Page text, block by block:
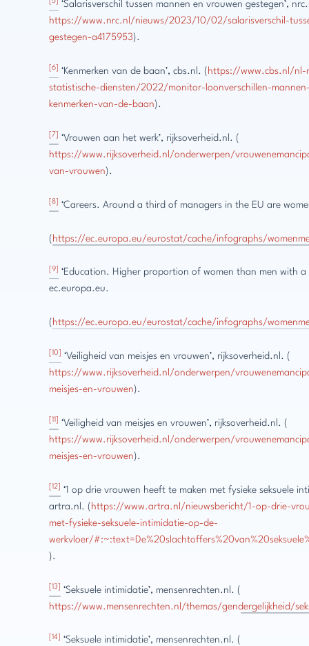
‘Salarisverschil tussen mannen en vrouwen gestegen’,
https://www.nrc.nl/nieuws/2023/10/02/salarisverschil-
gestegen-a4175953).
[6] ‘Kenmerken van de baan’, cbs.nl. ( https://www.cbs.nl/nl-
statistische-diensten/2022/monitor-loonverschillen-
kenmerken-van-de-baan).
[7]
‘Vrouwen aan het werk’, rijksoverheid.nl. (
https://www.rijksoverheid.nl/onderwerpen/
van-vrouwen).
[8] ‘Careers. Around a third of managers in the EU are
( https://ec.europa.eu/eurostat/cache/infographs/
[9]
‘Education. Higher proportion of women than men with a
ec.europa.eu.
( https://ec.europa.eu/eurostat/cache/infographs/
[10]
‘Veiligheid van meisjes en vrouwen’, rijksoverheid.nl. (
https://www.rijksoverheid.nl/onderwerpen/
meisjes-en-vrouwen).
[11]
‘Veiligheid van meisjes en vrouwen’, rijksoverheid.nl. (
https://www.rijksoverheid.nl/onderwerpen/
meisjes-en-vrouwen).
[12]
‘1 op drie vrouwen heeft te maken met fysieke seksuele
artra.nl. ( https://www.artra.nl/nieuwsbericht/1-op-drie-
met-fysieke-seksuele-intimidatie-op-de-
werkvloer/
).
[13]
‘Seksuele intimidatie’, mensenrechten.nl. (
https://www.mensenrechten.nl/themas/gendergelijkheid/
[14]
‘Seksuele intimidatie’, mensenrechten.nl. (